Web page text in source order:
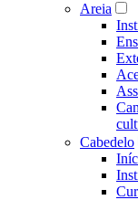
Areia
Cabedelo